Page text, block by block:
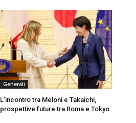
Generali
L’incontro tra Meloni e Takaichi,
prospettive future tra Roma e Tokyo